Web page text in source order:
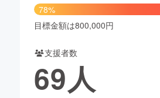
漫画
ティー・ヘルスケア
78%
目標金額は800,000円
支援者数
69人